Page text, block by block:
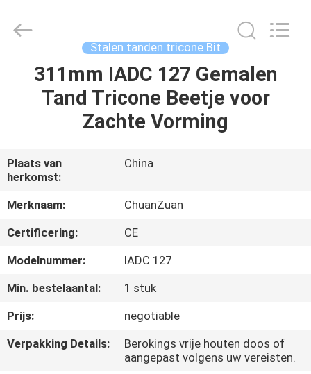
HUIS
PRODUCTEN
ONGEVEER
ONS
FABRIEKSREIS
CONTACTEER
ONS
Leverancier.
Copyright
tcitriconebit.com.
Stalen tanden tricone Bit
311mm IADC 127 Gemalen
Tand Tricone Beetje voor
Zachte Vorming
Plaats van
herkomst:
China
Merknaam:
ChuanZuan
Certificering:
CE
Modelnummer:
IADC 127
Min. bestelaantal:
1 stuk
Prijs:
negotiable
Verpakking Details:
Berokings vrije houten doos of
aangepast volgens uw vereisten.